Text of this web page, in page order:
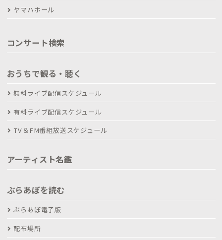
ヤマハホール
コンサート検索
おうちで観る・聴く
無料ライブ配信スケジュール
有料ライブ配信スケジュール
TV＆FM番組放送スケジュール
アーティスト名鑑
ぶらあぼを読む
ぶらあぼ電子版
配布場所